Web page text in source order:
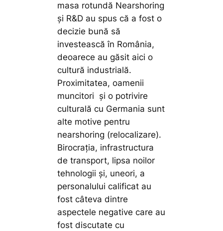
masa rotundă Nearshoring
și R&D au spus că a fost o
decizie bună să
investească în România,
deoarece au găsit aici o
cultură industrială.
Proximitatea, oamenii
muncitori și o potrivire
culturală cu Germania sunt
alte motive pentru
nearshoring (relocalizare).
Birocrația, infrastructura
de transport, lipsa noilor
tehnologii și, uneori, a
personalului calificat au
fost câteva dintre
aspectele negative care au
fost discutate cu